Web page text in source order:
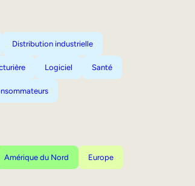
Distribution industrielle
Logiciel Santé
Amérique du Nord Europe